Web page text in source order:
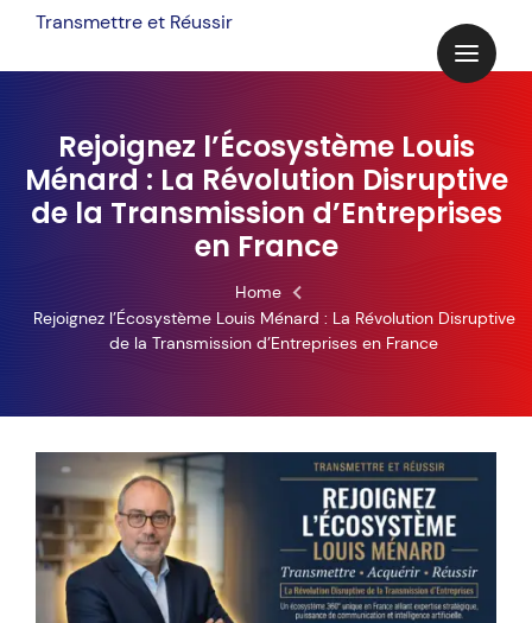
content
Transmettre et Réussir
Rejoignez l’Écosystème Louis
Ménard : La Révolution Disruptive
de la Transmission d’Entreprises
en France
Home
Rejoignez l’Écosystème Louis Ménard : La Révolution Disruptive
de la Transmission d’Entreprises en France